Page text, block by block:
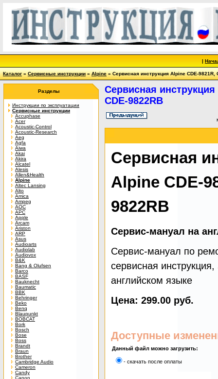
|
Каталог»Сервисные инструкции»Alpine» Сервисная инструкция Alpine CDE-9821R,
Разделы
Инструкции по эксплуатации
Сервисные инструкции
Accuphase
Acer
Acoustic-Control
Acoustic-Research
Aeg
Agfa
Aiwa
Akai
Akira
Alcatel
Alesis
Allen&Health
Alpine
Altec Lansing
Alto
Amica
Ampeg
AOC
APC
Apple
Arcam
Ariston
ARP
Asus
Audioarts
Audiolab
Audiovox
B&K
Bang & Olufsen
Barco
BASF
Bauknecht
Baumatic
BBK
Behringer
Beko
Benq
Blaupunkt
BOBCAT
Bork
Bosch
Bose
Boss
Brandt
Braun
Brother
Cambridge Audio
Cameron
Candy
Canon
Сервисная
CDE-9822RB
Сервисная
Alpine CDE-
9822RB
Сервис-мануал на
Сервис-мануал по
сервисная
английском языке
Цена: 299.00 руб.
Доступные
Данный файл можно загрузить:
- скачать после оплаты